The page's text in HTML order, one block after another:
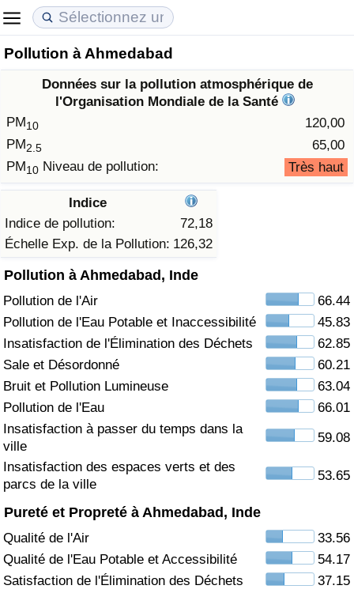
Pollution à Ahmedabad
Données sur la pollution atmosphérique de
l'Organisation Mondiale de la Santé
PM10
120,00
PM2.5
65,00
PM10 Niveau de pollution: Très haut
Indice
Indice de pollution:
72,18
Échelle Exp. de la Pollution: 126,32
Pollution à Ahmedabad, Inde
Pollution de l'Air
66.44
Pollution de l'Eau Potable et Inaccessibilité
45.83
Insatisfaction de l'Élimination des Déchets
62.85
Sale et Désordonné
60.21
Bruit et Pollution Lumineuse
63.04
Pollution de l'Eau
66.01
Insatisfaction à passer du temps dans la
ville
59.08
Insatisfaction des espaces verts et des
parcs de la ville
53.65
Pureté et Propreté à Ahmedabad, Inde
Qualité de l'Air
33.56
Qualité de l'Eau Potable et Accessibilité
54.17
Satisfaction de l'Élimination des Déchets
37.15
Coût de la vie
Indice du Coût de la Vie (Actuel)
Indice du Coût de la Vie
à Akaba
Prix de l'immobilier
Indice des Prix de l'immobilier (Actuel)
Indice des Prix de l'immobilier
Qualité de Vie
Indice de Qualité de Vie
Indice de Qualité de Vie (Actuel)
Criminalité
Indice de Criminalité (Actuel)
Indice de Criminalité
Indice de criminalité par pays
Soins de santé
Indice des soins de santé (Actuel)
Indice des soins de santé
Indice des soins de santé par Pays
Pollution
Indice de Pollution (Actuel)